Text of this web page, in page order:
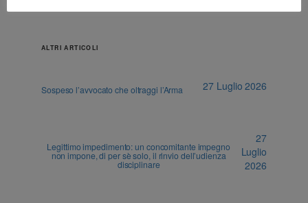
ALTRI ARTICOLI
Sospeso l’avvocato che oltraggi l’Arma 27 Luglio 2026
Legittimo impedimento: un concomitante impegno
non impone, di per sè solo, il rinvio dell’udienza
disciplinare
27
Luglio
2026